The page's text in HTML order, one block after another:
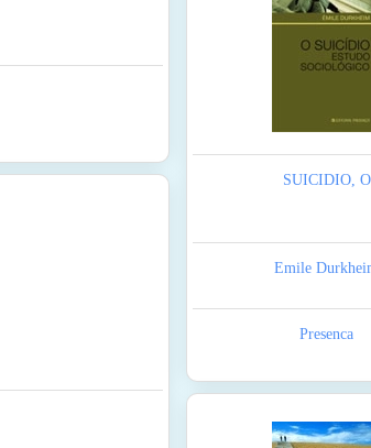
SUICIDIO, O
Emile
Presenca